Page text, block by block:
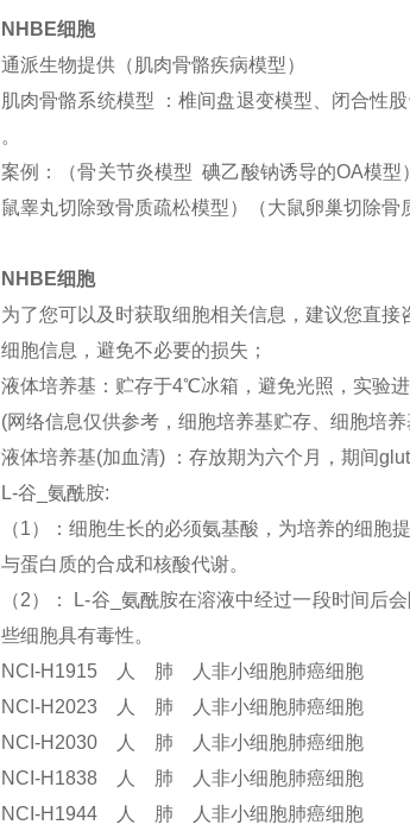
NHBE细胞
通派生物提供（肌肉骨骼疾病模型）
肌肉骨骼系统模型 ：椎间盘退变模型、闭合性
。
案例：（骨关节炎模型 碘乙酸钠诱导的OA模
鼠睾丸切除致骨质疏松模型）（大鼠卵巢切除骨
NHBE细胞
为了您可以及时获取细胞相关信息，建议您直
细胞信息，避免不必要的损失；
液体培养基：贮存于4℃冰箱，避免光照，实验
(网络信息仅供参考，细胞培养基贮存、细胞培
液体培养基(加血清) ：存放期为六个月，期间
L-谷_氨酰胺:
（1）：细胞生长的必须氨基酸，为培养的细
与蛋白质的合成和核酸代谢。
（2）： L-谷_氨酰胺在溶液中经过一段时间后
些细胞具有毒性。
NCI-H1915 人 肺 人非小细胞肺癌细胞
NCI-H2023 人 肺 人非小细胞肺癌细胞
NCI-H2030 人 肺 人非小细胞肺癌细胞
NCI-H1838 人 肺 人非小细胞肺癌细胞
NCI-H1944 人 肺 人非小细胞肺癌细胞